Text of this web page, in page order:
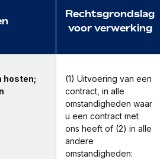
Rechtsgrondslag
voor verwerking
hosten;
(1) Uitvoering van een
contract, in alle
omstandigheden waar
u een contract met
ons heeft of (2) in alle
andere
omstandigheden: